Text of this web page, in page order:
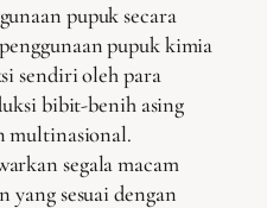
pupuk secara
pupuk kimia
sendiri oleh para
bibit-benih asing
multinasional.
segala macam
yang sesuai dengan